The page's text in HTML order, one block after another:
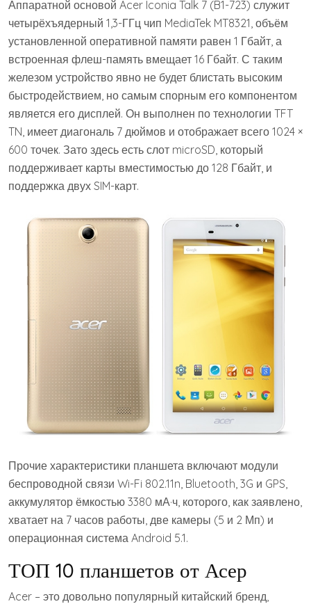
Аппаратной основой Acer Iconia Talk 7 (B1-723) служит
четырёхъядерный 1,3-ГГц чип MediaTek MT8321, объём
установленной оперативной памяти равен 1 Гбайт, а
встроенная флеш-память вмещает 16 Гбайт. С таким
железом устройство явно не будет блистать высоким
быстродействием, но самым спорным его компонентом
является его дисплей. Он выполнен по технологии TFT
TN, имеет диагональ 7 дюймов и отображает всего 1024 ×
600 точек. Зато здесь есть слот microSD, который
поддерживает карты вместимостью до 128 Гбайт, и
поддержка двух SIM-карт.
Прочие характеристики планшета включают модули
беспроводной связи Wi-Fi 802.11n, Bluetooth, 3G и GPS,
аккумулятор ёмкостью 3380 мА·ч, которого, как заявлено,
хватает на 7 часов работы, две камеры (5 и 2 Мп) и
операционная система Android 5.1.
ТОП 10 планшетов от Асер
Acer – это довольно популярный китайский бренд,